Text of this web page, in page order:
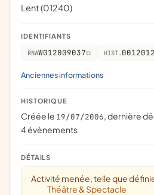
Lent (01240)
IDENTIFIANTS
RNAW012009037 HIST.
Anciennes informations
HISTORIQUE
Créée le 19/07/2006, dernière
4 évènements
DÉTAILS
Activité menée, telle que
Théâtre & Spectacle